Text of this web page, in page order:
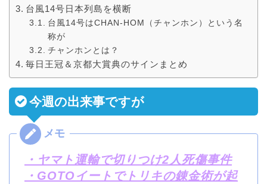
台風14号日本列島を横断
台風14号はCHAN-HOM（チャンホン）という名
称が
チャンホンとは？
毎日王冠＆京都大賞典のサインまとめ
今週の出来事ですが
・ヤマト運輸で切りつけ2人死傷事件
・GOTOイートでトリキの錬金術が起